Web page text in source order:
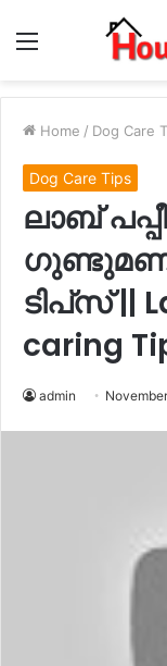
Menu
Home / Dog Care
Dog Care Tips
ലാബ്
ടിപ്‌സ് ||
caring
admin